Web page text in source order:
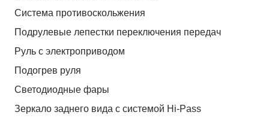
Система противоскольжения
Подрулевые лепестки переключения передач
Руль с электроприводом
Подогрев руля
Светодиодные фары
Зеркало заднего вида с системой Hi-Pass